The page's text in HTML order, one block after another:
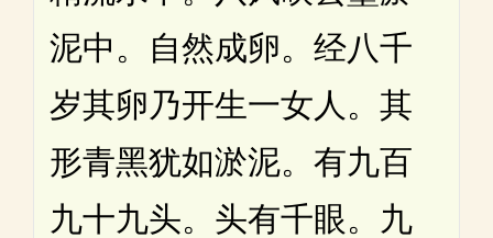
泥中。自然成卵。经八千
岁其卵乃开生一女人。其
形青黑犹如淤泥。有九百
九十九头。头有千眼。九